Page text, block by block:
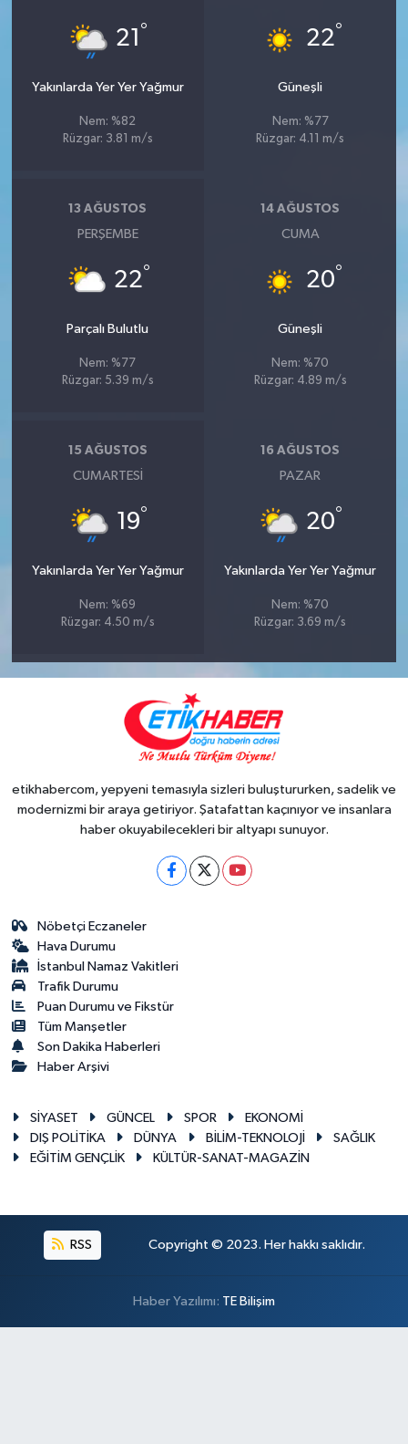
21 °
Yakınlarda Yer Yer Yağmur
Nem: %82
Rüzgar: 3.81 m/s
22°
Güneşli
Nem: %77
Rüzgar: 4.11 m/s
13 AĞUSTOS
PERŞEMBE
22°
Parçalı Bulutlu
Nem: %77
Rüzgar: 5.39 m/s
14 AĞUSTOS
CUMA
20°
Güneşli
Nem: %70
Rüzgar: 4.89 m/s
15 AĞUSTOS
CUMARTESI
19°
Yakınlarda Yer Yer Yağmur
Nem: %69
Rüzgar: 4.50 m/s
16 AĞUSTOS
PAZAR
20°
Yakınlarda Yer Yer Yağmur
Nem: %70
Rüzgar: 3.69 m/s
etikhabercom, yepyeni temasıyla sizleri buluştururken, sadelik ve
modernizmi bir araya getiriyor. Şatafattan kaçınıyor ve insanlara
haber okuyabilecekleri bir altyapı sunuyor.
Nöbetçi Eczaneler
Hava Durumu
İstanbul Namaz Vakitleri
Trafik Durumu
Puan Durumu ve Fikstür
Tüm Manşetler
Son Dakika Haberleri
Haber Arşivi
SİYASET GÜNCEL SPOR
EKONOMİ
DIŞ POLİTİKA
DÜNYA BİLİM-TEKNOLOJİ
SAĞLIK
EĞİTİM GENÇLİK
KÜLTÜR-SANAT-MAGAZİN
RSS Copyright © 2023. Her hakkı saklıdır.
Haber Yazılımı: TE Bilişim